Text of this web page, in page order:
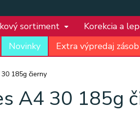
sortiment
Korekcia a
Novinky Extra výpredaj zásob
185g čierny
A4 30 185g